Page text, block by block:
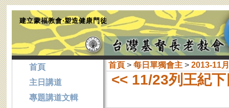
建立蒙福教會‧塑造健康門徒
首頁> 每日單獨會主> 2013-11月
<< 11/23列王紀
首頁
主日講道
專題講道文輯